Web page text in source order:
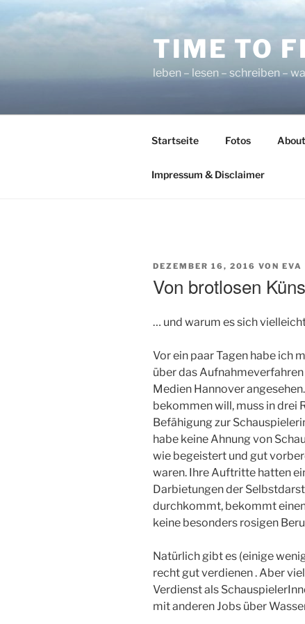
TIME TO
leben – lesen – schreiben –
Startseite Fotos About
Impressum & Disclaimer
VERÖFFENTLICHT
DEZEMBER 16, 2016 VON EVA
Von brotlosen
… und warum es sich
Vor ein paar Tagen habe ich
über das
Medien Hannover
bekommen will, muss in drei
Befähigung zur
habe keine Ahnung von
wie begeistert und gut
waren. Ihre Auftritte hatten
Darbietungen der
durchkommt, bekommt
keine besonders rosigen
Natürlich gibt es (einige
recht gut verdienen . Aber
Verdienst als
mit anderen Jobs über